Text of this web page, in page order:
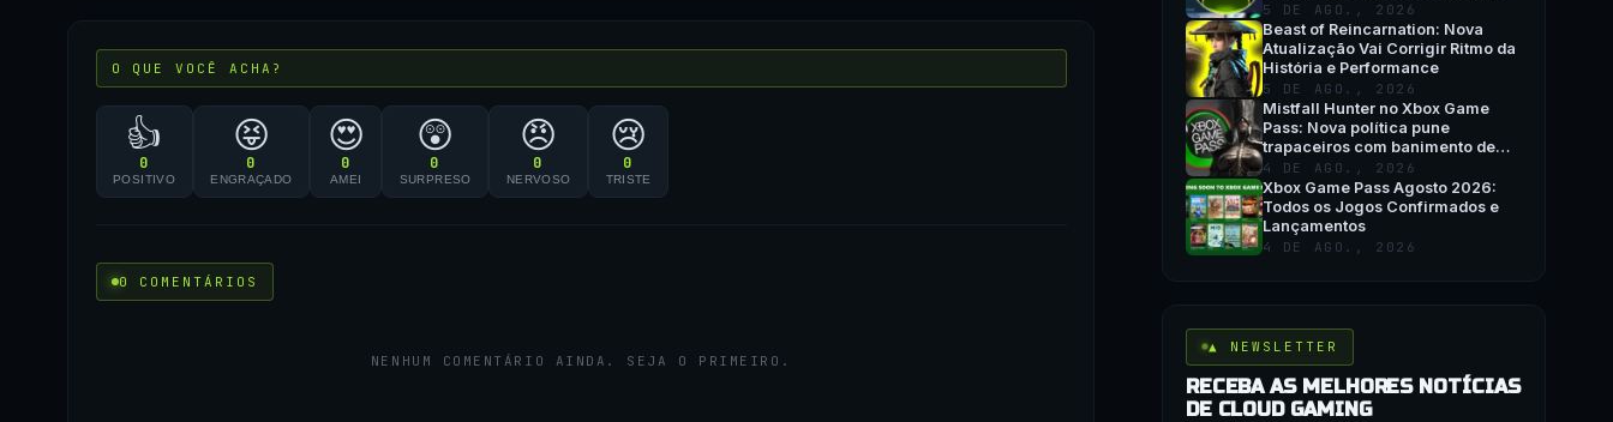
O QUE VOCÊ ACHA?
👍
0
POSITIVO
😝
0
ENGRAÇADO
😍
0
AMEI
😲
0
SURPRESO
😠
0
NERVOSO
😢
0
TRISTE
0 COMENTÁRIOS
NENHUM COMENTÁRIO AINDA. SEJA O PRIMEIRO.
5 DE AGO., 2026
Beast of Reincarnation: Nova
Atualização Vai Corrigir Ritmo da
História e Performance
5 DE AGO., 2026
Mistfall Hunter no Xbox Game
Pass: Nova política pune
trapaceiros com banimento de
hardware
4 DE AGO., 2026
Xbox Game Pass Agosto 2026:
Todos os Jogos Confirmados e
Lançamentos
4 DE AGO., 2026
▲ NEWSLETTER
RECEBA AS MELHORES NOTÍCIAS
DE CLOUD GAMING